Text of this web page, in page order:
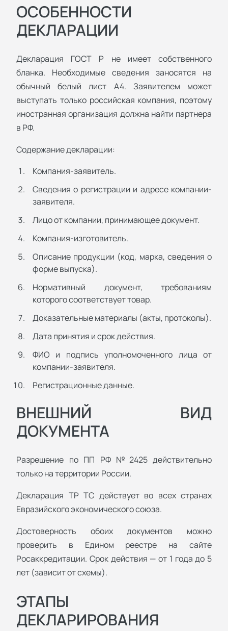
ОСОБЕННОСТИ
ДЕКЛАРАЦИИ
Декларация ГОСТ Р не имеет собственного
бланка. Необходимые сведения заносятся на
обычный белый лист А4. Заявителем может
выступать только российская компания, поэтому
иностранная организация должна найти партнера
в РФ.
Содержание декларации:
Компания-заявитель.
Сведения о регистрации и адресе компании-
заявителя.
Лицо от компании, принимающее документ.
Компания-изготовитель.
Описание продукции (код, марка, сведения о
форме выпуска).
Нормативный документ, требованиям
которого соответствует товар.
Доказательные материалы (акты, протоколы).
Дата принятия и срок действия.
ФИО и подпись уполномоченного лица от
компании-заявителя.
Регистрационные данные.
ВНЕШНИЙ ВИД
ДОКУМЕНТА
Разрешение по ПП РФ №2425 действительно
только на территории России.
Декларация ТР ТС действует во всех странах
Евразийского экономического союза.
Достоверность обоих документов можно
проверить в Едином реестре на сайте
Росаккредитации. Срок действия — от 1 года до 5
лет (зависит от схемы).
ЭТАПЫ
ДЕКЛАРИРОВАНИЯ